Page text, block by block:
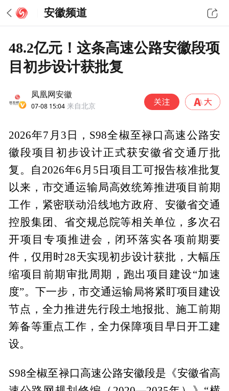
安徽频道
48.2亿元！这条高速公路安徽段项
目初步设计获批复
凤凰网安徽
07-08 15:04 来自北京
2026年7月3日，S98全椒至禄口高速公路安
徽段项目初步设计正式获安徽省交通厅批
复。自2026年6月5日项目工可报告核准批复
以来，市交通运输局高效统筹推进项目前期
工作，紧密联动沿线地方政府、安徽省交通
控股集团、省交规总院等相关单位，多次召
开项目专项推进会，闭环落实各项前期要
件，仅用时28天实现初步设计获批，大幅压
缩项目前期审批周期，跑出项目建设“加速
度”。下一步，市交通运输局将紧盯项目建设
节点，全力推进先行段土地报批、施工前期
筹备等重点工作，全力保障项目早日开工建
设。
S98全椒至禄口高速公路安徽段是《安徽省高